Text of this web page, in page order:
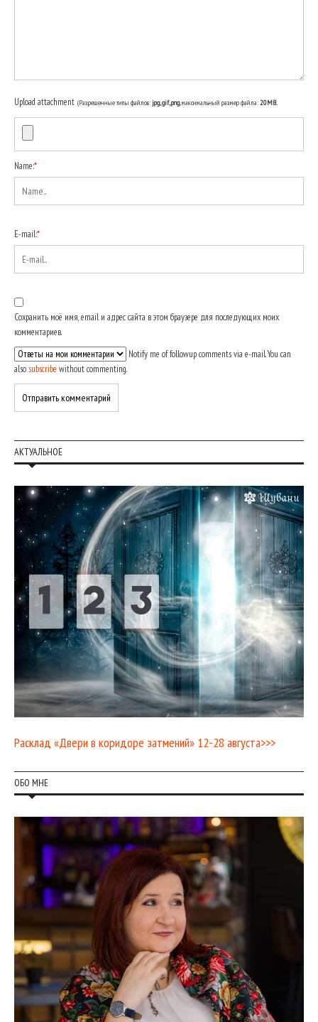
Upload attachment (Разрешенные типы файлов:jpg, gif, png, максимальный размер файла:20MB.
Name:*
E-mail:*
Сохранить моё имя, email и адрес сайта в этом браузере для последующих моих
комментариев.
Notify me of followup comments via e-mail. You can
also subscribe without commenting.
АКТУАЛЬНОЕ
Расклад «Двери в коридоре затмений» 12-28 августа>>>
ОБО МНЕ